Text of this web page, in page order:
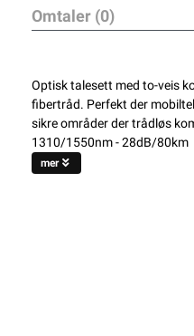
Omtaler (0)
Optisk talesett med to-veis
fibertråd. Perfekt der
sikre områder der trådløs
1310/1550nm - 28dB/80km
mer